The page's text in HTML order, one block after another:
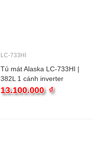
LC-733HI
Tủ mát Alaska LC-733HI |
382L 1 cánh inverter
13.100.000 ₫